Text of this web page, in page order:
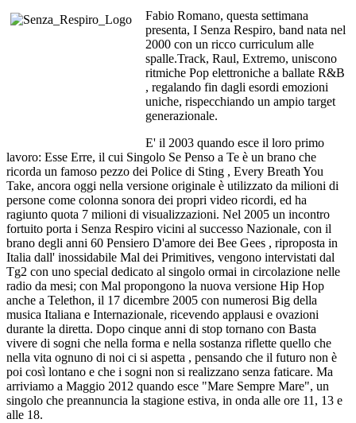
Fabio Romano, questa settimana
presenta, I Senza Respiro, band nata nel
2000 con un ricco curriculum alle
spalle.Track, Raul, Extremo, uniscono
ritmiche Pop elettroniche a ballate R&B
, regalando fin dagli esordi emozioni
uniche, rispecchiando un ampio target
generazionale.
E' il 2003 quando esce il loro primo
lavoro: Esse Erre, il cui Singolo Se Penso a Te è un brano che
ricorda un famoso pezzo dei Police di Sting , Every Breath You
Take, ancora oggi nella versione originale è utilizzato da milioni di
persone come colonna sonora dei propri video ricordi, ed ha
ragiunto quota 7 milioni di visualizzazioni. Nel 2005 un incontro
fortuito porta i Senza Respiro vicini al successo Nazionale, con il
brano degli anni 60 Pensiero D'amore dei Bee Gees , riproposta in
Italia dall' inossidabile Mal dei Primitives, vengono intervistati dal
Tg2 con uno special dedicato al singolo ormai in circolazione nelle
radio da mesi; con Mal propongono la nuova versione Hip Hop
anche a Telethon, il 17 dicembre 2005 con numerosi Big della
musica Italiana e Internazionale, ricevendo applausi e ovazioni
durante la diretta. Dopo cinque anni di stop tornano con Basta
vivere di sogni che nella forma e nella sostanza riflette quello che
nella vita ognuno di noi ci si aspetta , pensando che il futuro non è
poi così lontano e che i sogni non si realizzano senza faticare. Ma
arriviamo a Maggio 2012 quando esce "Mare Sempre Mare", un
singolo che preannuncia la stagione estiva, in onda alle ore 11, 13 e
alle 18.